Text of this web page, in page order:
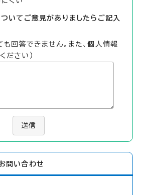
いてご意見がありましたらご記入
も回答できません。また、個人情報
ださい）
送信
問い合わせ